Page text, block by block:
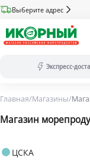
Выберите адрес
Экспресс-
меньше).
Доставка со
Главная/Магазины/
Магазин
ЦСКА